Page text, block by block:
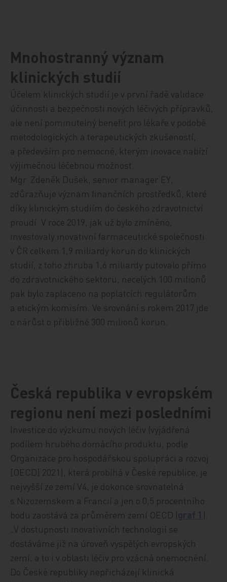
Mnohostranný význam
klinických studií
Účelem klinických studií je v první řadě validace
účinnosti a bezpečnosti nových léčivých přípravků,
ale není pominutelný benefit pro lékaře v podobě
metodologických a terapeutických zkušeností,
a především pro nemocné, kterým inovace nabízí
výjimečnou léčebnou možnost.
Mgr. Zdeněk Dušek, senior manager EY,
zdůrazňuje význam finančních prostředků, které
díky klinickým studiím do českého zdravotnictví
proudí. V roce 2019, jak už bylo zmíněno,
investovaly inovativní farmaceutické společnosti
v ČR celkem 1,9 miliardy korun do klinických
studií, z toho zhruba 1,6 miliardy putovalo přímo
do zdravotnického sektoru, necelých 100 milionů
pak bylo zaplaceno na poplatcích regulátorům
a etickým komisím. Ve srovnání s rokem 2017 jde
o nárůst o přibližně 300 milionů korun.
Česká republika v evropském
regionu není mezi posledními
Investice do výzkumu nových léčiv (vyjádřená
podílem hrubého domácího produktu, podle
Organizace pro hospodářskou spolupráci a rozvoj
[OECD] 2021), která probíhá v České republice, je
nejvyšší ze zemí V4, je dokonce srovnatelná
s Nizozemskem a Francií a jen o 0,5 procentního
bodu zaostává za průměrem zemí OECD (
).
„V dostupnosti inovativních technologií se
dostáváme již na úroveň vyspělých evropských
zemí, a to i v oblasti léčiv pro vzácná onemocnění.
Do České republiky nepřicházejí klinická